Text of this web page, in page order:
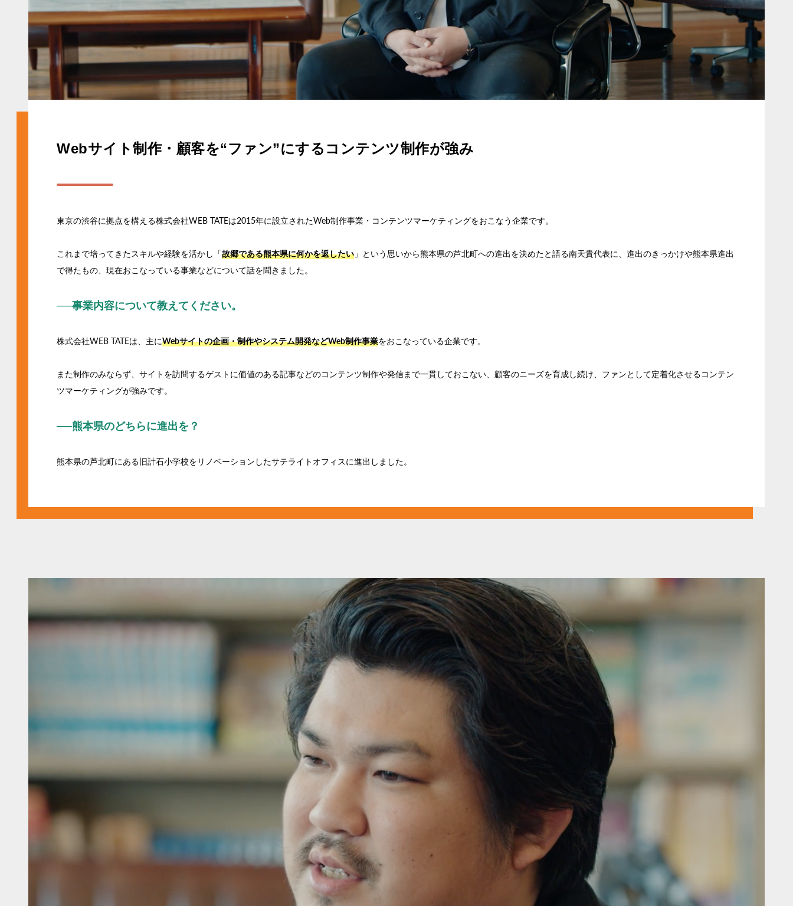
Webサイト制作・顧客を“ファン”にするコンテンツ制作が強み
東京の渋谷に拠点を構える株式会社WEB TATEは2015年に設立されたWeb制作事業・コンテンツマーケティングをおこなう企業です。
これまで培ってきたスキルや経験を活かし「故郷である熊本県に何かを返したい 」という思いから熊本県の芦北町への進出を決めたと語る南天貴代表に、進出のきっかけや熊本県進出
で得たもの、現在おこなっている事業などについて話を聞きました。
──事業内容について教えてください。
株式会社WEB TATEは、主にWebサイトの企画・制作やシステム開発などWeb制作事業をおこなっている企業です。
また制作のみならず、サイトを訪問するゲストに価値のある記事などのコンテンツ制作や発信まで一貫しておこない、顧客のニーズを育成し続け、ファンとして定着化させるコンテン
ツマーケティングが強みです。
──熊本県のどちらに進出を？
熊本県の芦北町にある旧計石小学校をリノベーションしたサテライトオフィスに進出しました。